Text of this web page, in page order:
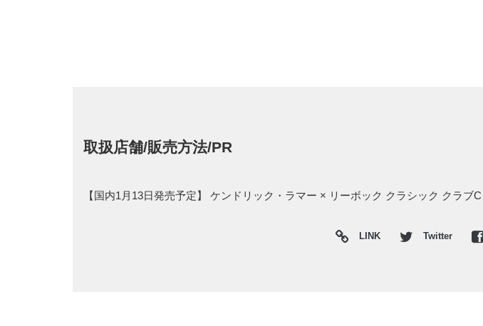
取扱店舗/販売方法/PR
【国内1月13日発売予定】 ケンドリック・ラマー × リーボック クラシック クラ
LINK Twitter